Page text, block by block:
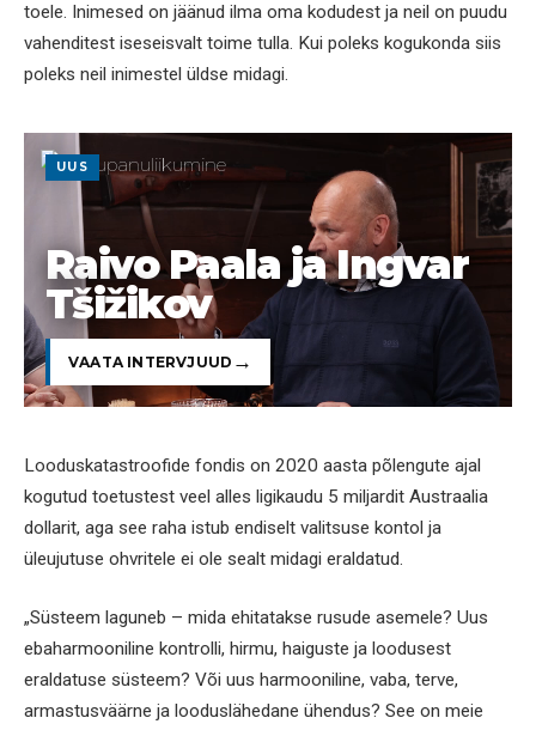
toele. Inimesed on jäänud ilma oma kodudest ja neil on puudu
vahenditest iseseisvalt toime tulla. Kui poleks kogukonda siis
poleks neil inimestel üldse midagi.
UUS
Raivo Paala ja Ingvar
Tšižikov
VAATA INTERVJUUD
Looduskatastroofide fondis on 2020 aasta põlengute ajal
kogutud toetustest veel alles ligikaudu 5 miljardit Austraalia
dollarit, aga see raha istub endiselt valitsuse kontol ja
üleujutuse ohvritele ei ole sealt midagi eraldatud.
„Süsteem laguneb – mida ehitatakse rusude asemele? Uus
ebaharmooniline kontrolli, hirmu, haiguste ja loodusest
eraldatuse süsteem? Või uus harmooniline, vaba, terve,
armastusväärne ja looduslähedane ühendus? See on meie